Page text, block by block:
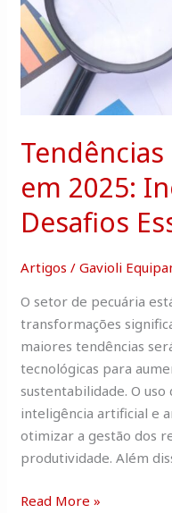
em 2025:
Desafios
Artigos /Gavioli
O setor de pecuária
transformações
maiores tendências
tecnológicas para
sustentabilidade. O
inteligência artificial e
otimizar a gestão dos
produtividade. Além
em
2025:
Inovações
e
Desafios
Read More »